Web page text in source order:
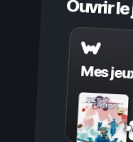
Ouvrir
Mes